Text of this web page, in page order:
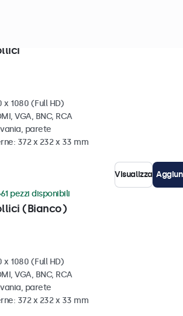
x 1080 (Full HD)
VGA, BNC, RCA
parete
372 x 232 x 33 mm
Visualizza
(Bianco)
61 pezzi disponibili
x 1080 (Full HD)
VGA, BNC, RCA
parete
372 x 232 x 33 mm